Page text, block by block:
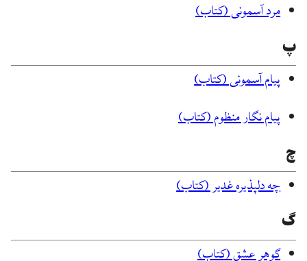
مرد آسمونی (کتاب)
پ
پیام آسمونی (کتاب)
پیام نگار منظوم (کتاب)
چ
چه دلپذیره غدیر (کتاب)
گ
گوهر عشق (کتاب)